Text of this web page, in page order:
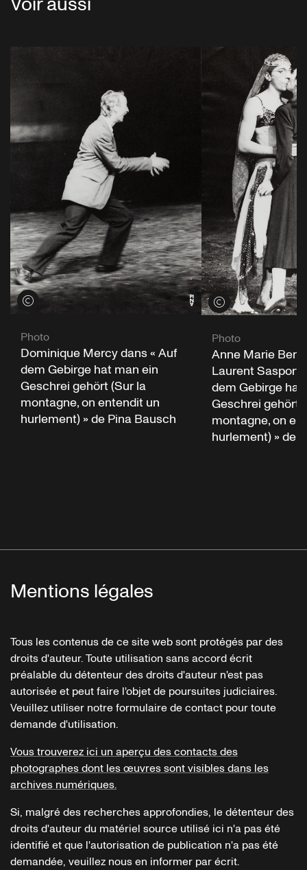
Voir les crédits
Photo
Dominique Mercy dans « Auf
dem Gebirge hat man ein
Geschrei gehört (Sur la
montagne, on entendit un
hurlement) » de Pina Bausch
Voir les crédits
Photo
Anne Marie
Laurent
dem Gebirge hat
Geschrei gehört
montagne, on
hurlement) » de
Mentions légales
Tous les contenus de ce site web sont protégés par des
droits d'auteur. Toute utilisation sans accord écrit
préalable du détenteur des droits d'auteur n'est pas
autorisée et peut faire l'objet de poursuites judiciaires.
Veuillez utiliser notre formulaire de contact pour toute
demande d'utilisation.
Vous trouverez ici un aperçu des contacts des
photographes dont les œuvres sont visibles dans les
archives numériques.
Si, malgré des recherches approfondies, le détenteur des
droits d'auteur du matériel source utilisé ici n'a pas été
identifié et que l'autorisation de publication n'a pas été
demandée, veuillez nous en informer par écrit.